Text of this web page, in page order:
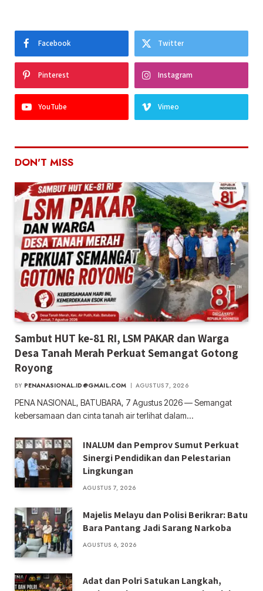
Facebook Twitter
Pinterest Instagram
YouTube Vimeo
DON'T MISS
Sambut HUT ke-81 RI, LSM PAKAR dan Warga
Desa Tanah Merah Perkuat Semangat Gotong
Royong
BY PENANASIONAL.ID@GMAIL.COM AGUSTUS 7, 2026
PENA NASIONAL, BATUBARA, 7 Agustus 2026 — Semangat
kebersamaan dan cinta tanah air terlihat dalam…
INALUM dan Pemprov Sumut Perkuat
Sinergi Pendidikan dan Pelestarian
Lingkungan
AGUSTUS 7, 2026
Majelis Melayu dan Polisi Berikrar: Batu
Bara Pantang Jadi Sarang Narkoba
AGUSTUS 6, 2026
Adat dan Polri Satukan Langkah,